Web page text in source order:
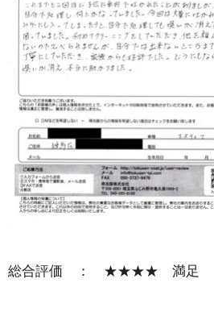
総合評価 ： ★★★★ 満足